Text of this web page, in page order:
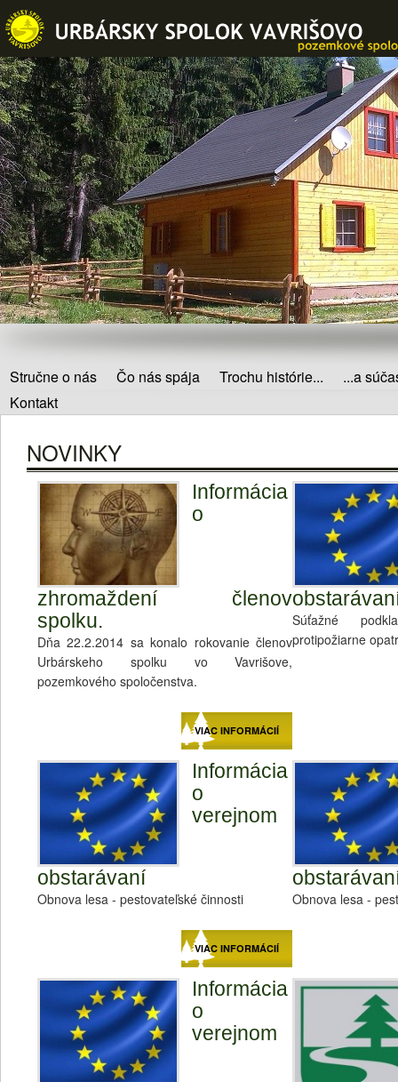
Stručne o nás Čo nás spája Trochu histórie...
...a
Kontakt
NOVINKY
Informácia
o
zhromaždení členov
spolku.
Dňa 22.2.2014 sa konalo rokovanie členov
Urbárskeho spolku vo Vavrišove,
pozemkového spoločenstva.
VIAC INFORMÁCIÍ
Súťažné
protipožiarne
Informácia
o
verejnom
obstarávaní
Obnova lesa - pestovateľské činnosti
VIAC INFORMÁCIÍ
Obnova lesa -
Informácia
o
verejnom